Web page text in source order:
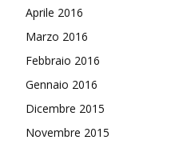
Aprile 2016
Marzo 2016
Febbraio 2016
Gennaio 2016
Dicembre 2015
Novembre 2015